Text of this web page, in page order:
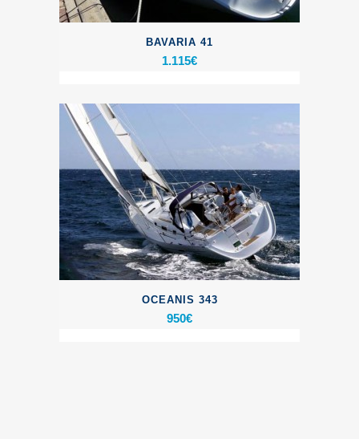
BAVARIA 41
1.115€
OCEANIS 343
950€